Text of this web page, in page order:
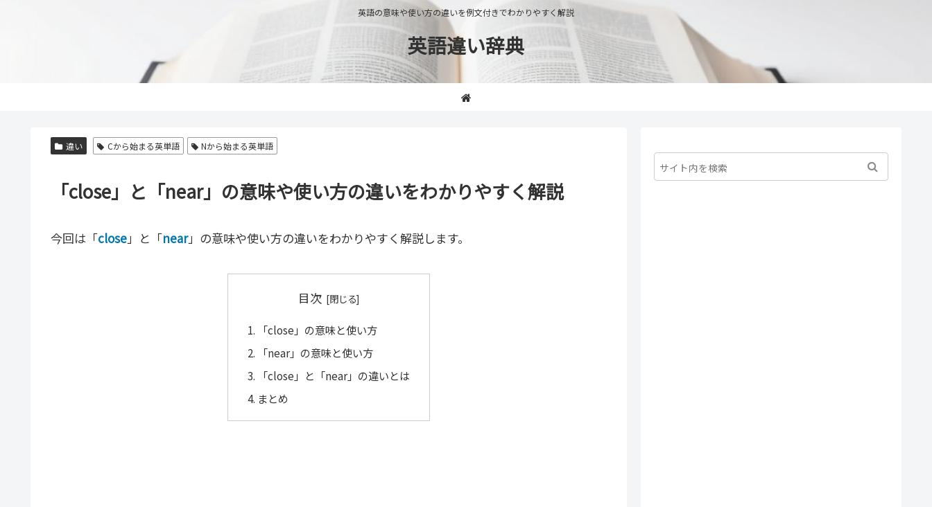
英語の意味や使い方の違いを例文付きでわかりやすく解説
英語違い辞典
違い Cから始まる英単語 Nから始まる英単語
「close」と「near」の意味や使い方の違いをわかりやすく解説
今回は「close」と「near」の意味や使い方の違いをわかりやすく解説します。
目次
「close」の意味と使い方
「near」の意味と使い方
「close」と「near」の違いとは
まとめ